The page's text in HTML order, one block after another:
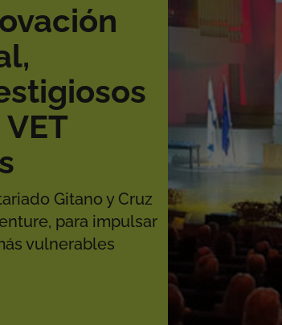
Gitano y Cruz
para impulsar
vulnerables